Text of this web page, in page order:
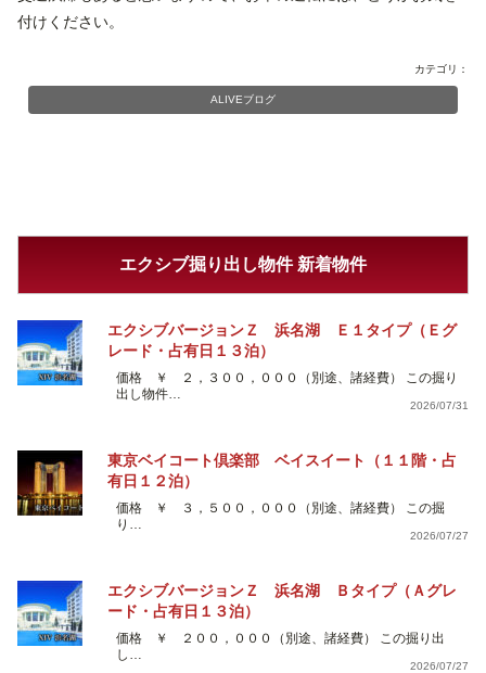
付けください。
カテゴリ：
ALIVEブログ
エクシブ掘り出し物件 新着物件
エクシブバージョンＺ 浜名湖 Ｅ１タイプ（Ｅグ
レード・占有日１３泊）
価格 ￥ ２，３００，０００（別途、諸経費） この掘り
出し物件…
2026/07/31
東京ベイコート倶楽部 ベイスイート（１１階・占
有日１２泊）
価格 ￥ ３，５００，０００（別途、諸経費） この掘
り…
2026/07/27
エクシブバージョンＺ 浜名湖 Ｂタイプ（Ａグレ
ード・占有日１３泊）
価格 ￥ ２００，０００（別途、諸経費） この掘り出
し…
2026/07/27